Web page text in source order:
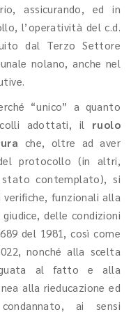
assicurando, ed in
l’operatività del c.d.
dal Terzo Settore
nolano, anche nel
“unico” a quanto
adottati, il ruolo
che, oltre ad aver
protocollo (in altri,
contemplato), si
funzionali alla
delle condizioni
del 1981, così come
nonché alla scelta
al fatto e alla
alla rieducazione ed
ai sensi